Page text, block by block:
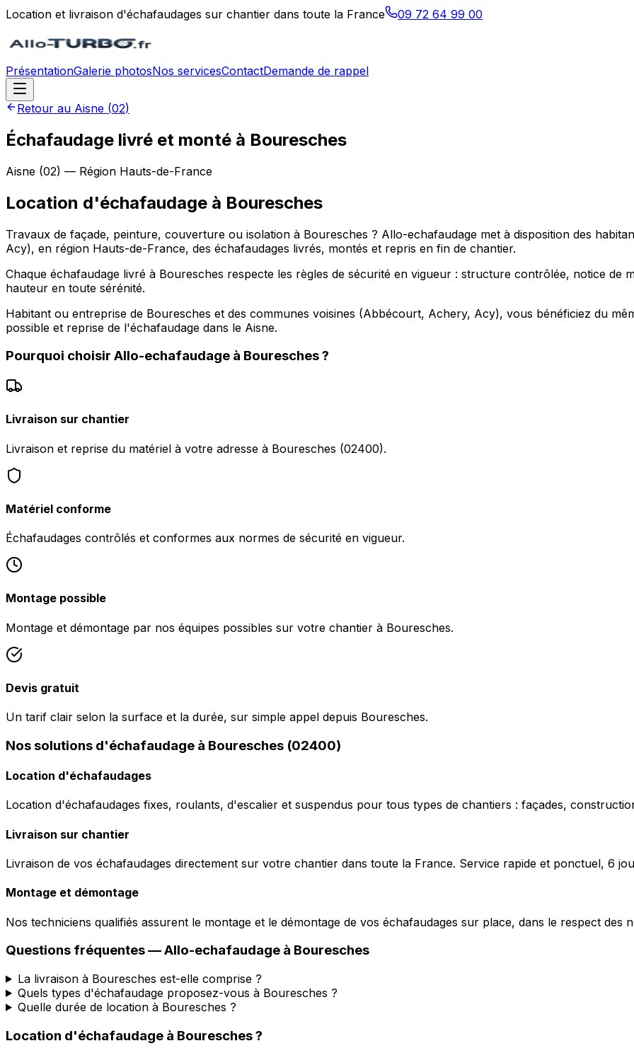
Location et livraison d'échafaudages sur chantier dans toute la France 09 72 64 99 00
PrésentationGalerie photosNos servicesContactDemande de rappel
Retour au Aisne (02)
Échafaudage livré et monté à Bouresches
Aisne (02) — Région Hauts-de-France
Location d'échafaudage à Bouresches
Travaux de façade, peinture, couverture ou isolation à Bouresches ? Allo-echafaudage met à disposition des
Acy), en région Hauts-de-France, des échafaudages livrés, montés et repris en fin de chantier.
Chaque échafaudage livré à Bouresches respecte les règles de sécurité en vigueur : structure contrôlée, notice de
hauteur en toute sérénité.
Habitant ou entreprise de Bouresches et des communes voisines (Abbécourt, Achery, Acy), vous bénéficiez du
possible et reprise de l'échafaudage dans le Aisne.
Pourquoi choisir Allo-echafaudage à Bouresches?
Livraison sur chantier
Livraison et reprise du matériel à votre adresse à Bouresches (02400).
Matériel conforme
Échafaudages contrôlés et conformes aux normes de sécurité en vigueur.
Montage possible
Montage et démontage par nos équipes possibles sur votre chantier à Bouresches.
Devis gratuit
Un tarif clair selon la surface et la durée, sur simple appel depuis Bouresches.
Nos solutions d'échafaudage à Bouresches (02400)
Location d'échafaudages
Location d'échafaudages fixes, roulants, d'escalier et suspendus pour tous types de chantiers : façades,
Livraison sur chantier
Livraison de vos échafaudages directement sur votre chantier dans toute la France. Service rapide et ponctuel, 6
Montage et démontage
Nos techniciens qualifiés assurent le montage et le démontage de vos échafaudages sur place, dans le respect des
Questions fréquentes —Allo-echafaudage à Bouresches
La livraison à Bouresches est-elle comprise ?
Quels types d'échafaudage proposez-vous à Bouresches ?
Quelle durée de location à Bouresches ?
Location d'échafaudage à Bouresches?